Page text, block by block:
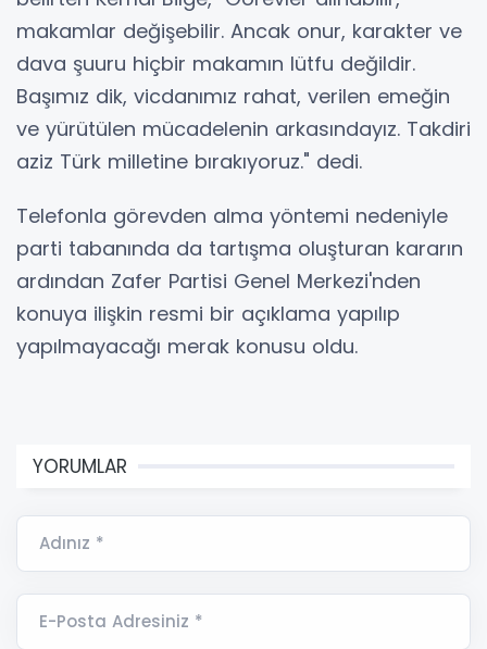
makamlar değişebilir. Ancak onur, karakter ve
dava şuuru hiçbir makamın lütfu değildir.
Başımız dik, vicdanımız rahat, verilen emeğin
ve yürütülen mücadelenin arkasındayız. Takdiri
aziz Türk milletine bırakıyoruz." dedi.
Telefonla görevden alma yöntemi nedeniyle
parti tabanında da tartışma oluşturan kararın
ardından Zafer Partisi Genel Merkezi'nden
konuya ilişkin resmi bir açıklama yapılıp
yapılmayacağı merak konusu oldu.
YORUMLAR
Adınız *
E-Posta Adresiniz *